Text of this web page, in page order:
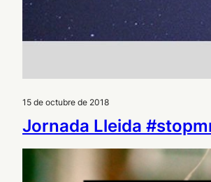
15 de octubre de 2018
Jornada Lleida